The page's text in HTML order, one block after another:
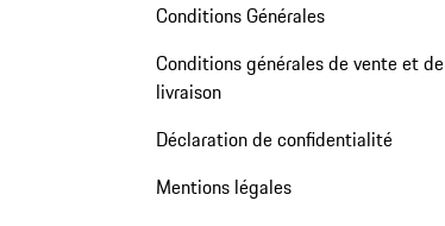
Conditions Générales
Conditions générales de vente et de
livraison
Déclaration de confidentialité
Mentions légales